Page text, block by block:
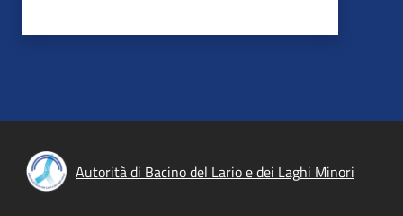
Autorità di Bacino del Lario e dei Laghi Minori